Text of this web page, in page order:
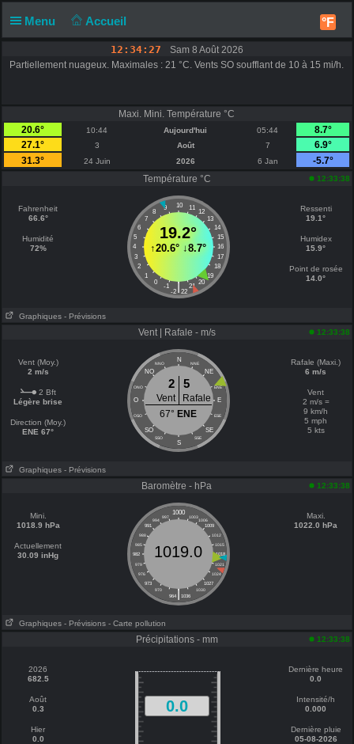
Menu Accueil °F
12:34:27
Sam 8 Août 2026
Partiellement nuageux. Maximales : 21 °C. Vents SO soufflant de 10 à 15 mi/h.
Maxi. Mini. Température °C
20.6°
10:44 Aujourd'hui 05:44
8.7°
27.1°
3 Août 7
6.9°
31.3°
24 Juin 2026 6 Jan
-5.7°
Température °C
12:33:38
Fahrenheit
66.6°
Humidité
72%
10
9 11
8
12
7
13
6
14
5
15
4
16
3
17
2
18
1
19
0
20
-1 21
|
-2 22
19.2°
↑20.6° ↓8.7°
Ressenti
19.1°
Humidex
15.9°
Point de rosée
14.0°
Graphiques - Prévisions
Vent | Rafale - m/s 12:33:38
Vent (Moy.)
2 m/s
2 Bft
Légère brise
Direction (Moy.)
ENE 67°
N
NNO NNE
NO NE
ONO ENE
O E
OSO ESE
SO SE
SSO SSE
S
2 5
Vent
Rafale
67° ENE
Rafale (Maxi.)
6 m/s
Vent
2 m/s =
9 km/h
5 mph
5 kts
Graphiques - Prévisions
Baromètre - hPa 12:33:38
Mini.
1018.9 hPa
Actuellement
30.09 inHg
1000
997 1003
994
1006
991
1009
988
1012
985
1015
982
1018
979
1021
976
1024
973
1027
970
1030
|
964 1036
1019.0
Maxi.
1022.0 hPa
Graphiques - Prévisions - Carte pollution
Précipitations - mm 12:33:38
2026
682.5
Août
0.3
Hier
0.0
0.0
Dernière heure
0.0
Intensité/h
0.000
Dernière pluie
05-08-2026